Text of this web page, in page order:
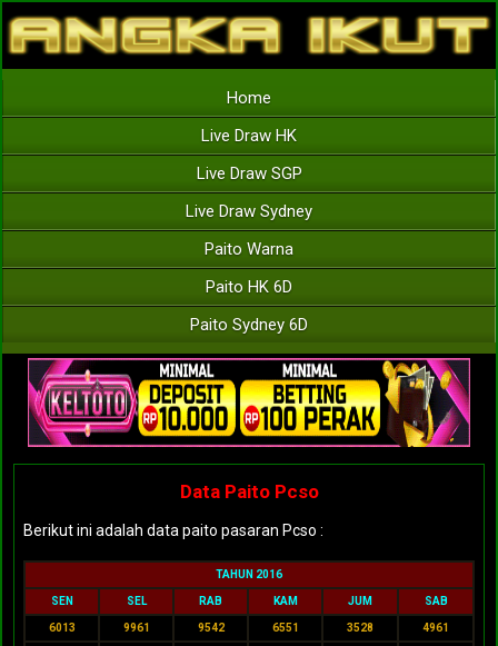
Home
Live Draw HK
Live Draw SGP
Live Draw Sydney
Paito Warna
Paito HK 6D
Paito Sydney 6D
Data Paito Pcso
Berikut ini adalah data paito pasaran Pcso :
TAHUN 2016
SEN SEL RAB KAM JUM SAB
6013 9961 9542 6551 3528 4961